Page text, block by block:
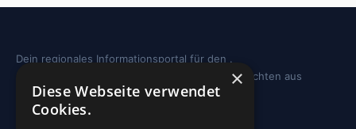
Dein regionales Informationsportal für den .
Sehenswürdigkeiten, Ausflugstipps und Geschichten aus
deiner Region.
×
Diese Webseite verwendet
Cookies.